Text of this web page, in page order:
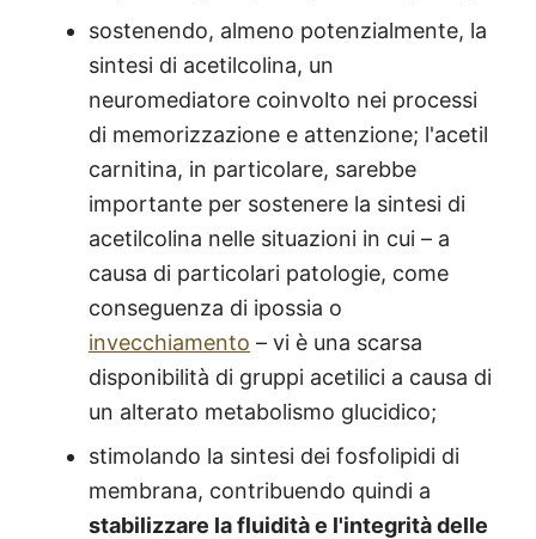
sostenendo, almeno potenzialmente, la
sintesi di acetilcolina, un
neuromediatore coinvolto nei processi
di memorizzazione e attenzione; l'acetil
carnitina, in particolare, sarebbe
importante per sostenere la sintesi di
acetilcolina nelle situazioni in cui – a
causa di particolari patologie, come
conseguenza di ipossia o
invecchiamento – vi è una scarsa
disponibilità di gruppi acetilici a causa di
un alterato metabolismo glucidico;
stimolando la sintesi dei fosfolipidi di
membrana, contribuendo quindi a
stabilizzare la fluidità e l'integrità delle